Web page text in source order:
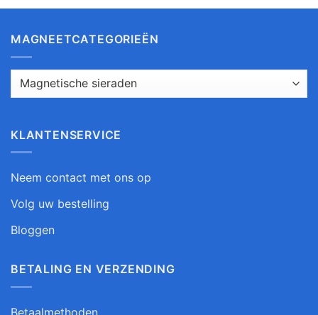
MAGNEETCATEGORIEËN
KLANTENSERVICE
Neem contact met ons op
Volg uw bestelling
Bloggen
BETALING EN VERZENDING
Betaalmethoden